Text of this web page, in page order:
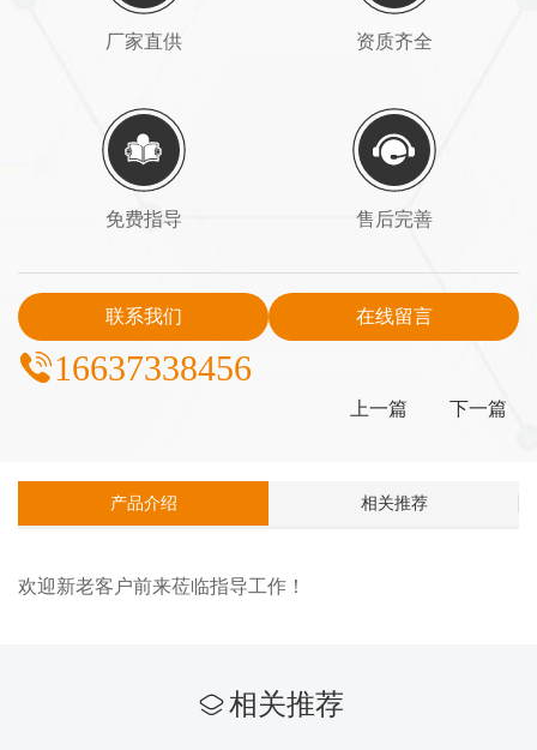
厂家直供 资质齐全
免费指导 售后完善
联系我们 在线留言
16637338456
上一篇 下一篇
产品介绍 相关推荐
欢迎新老客户前来莅临指导工作！
相关推荐